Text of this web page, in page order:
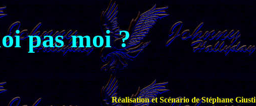
pas moi ?
Réalisation et Scénario de Stéphane Giusti